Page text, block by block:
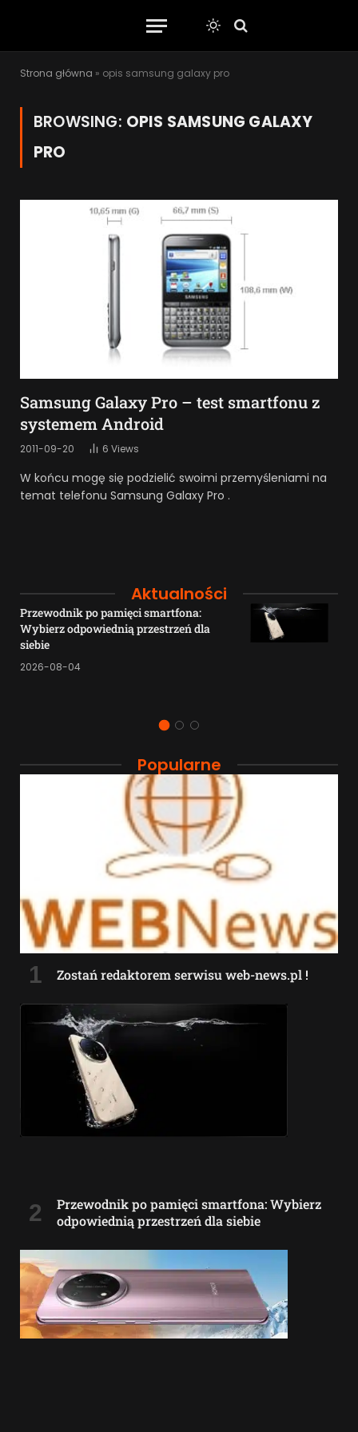
Strona główna » opis samsung galaxy pro
BROWSING: OPIS SAMSUNG GALAXY
PRO
Samsung Galaxy Pro – test smartfonu z
systemem Android
2011-09-20 6 Views
W końcu mogę się podzielić swoimi przemyśleniami na
temat telefonu Samsung Galaxy Pro .
Aktualności
Przewodnik po pamięci smartfona:
Wybierz odpowiednią przestrzeń dla
siebie
2026-08-04
Popularne
Zostań redaktorem serwisu web-news.pl !
Przewodnik po pamięci smartfona: Wybierz
odpowiednią przestrzeń dla siebie